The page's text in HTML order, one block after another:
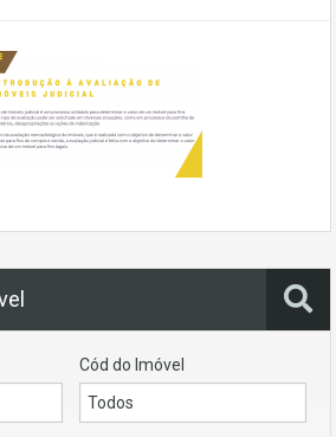
Cód do Imóvel